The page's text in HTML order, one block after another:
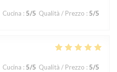
Cucina : 5/5 Qualità / Prezzo : 5/5
Cucina : 5/5 Qualità / Prezzo : 5/5